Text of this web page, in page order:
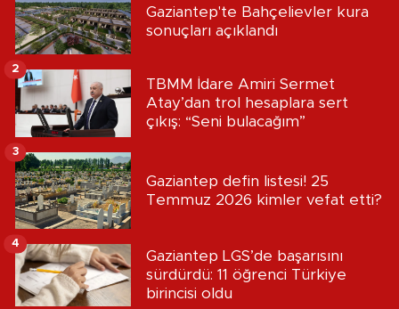
Gaziantep'te Bahçelievler kura
sonuçları açıklandı
TBMM İdare Amiri Sermet
Atay’dan trol hesaplara sert
çıkış: “Seni bulacağım”
2
Gaziantep defin listesi! 25
Temmuz 2026 kimler vefat etti?
3
Gaziantep LGS’de başarısını
sürdürdü: 11 öğrenci Türkiye
birincisi oldu
4